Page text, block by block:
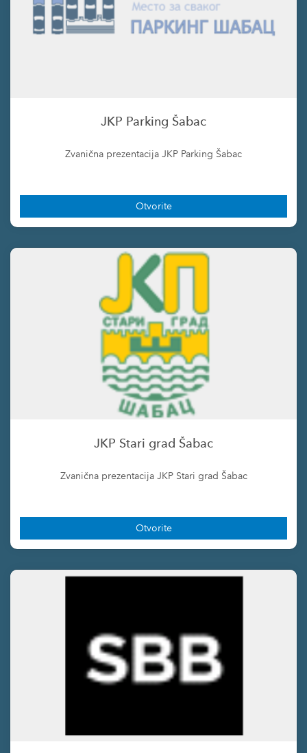
JKP Parking Šabac
Zvanična prezentacija JKP Parking Šabac
Otvorite
JKP Stari grad Šabac
Zvanična prezentacija JKP Stari grad Šabac
Otvorite